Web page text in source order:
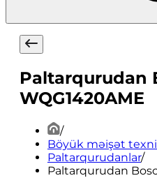
Paltarqurudan
WQG1420AME
/
Böyük məişət
Paltarqurudanlar/
Paltarqurudan